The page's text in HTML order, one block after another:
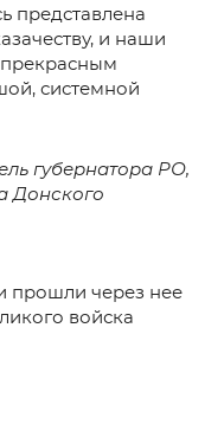
представлена
и наши
системной
губернатора РО,
Донского
прошли через нее
войска